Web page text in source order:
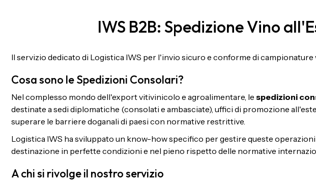
IWS B2B: Spedizione Vino
Il servizio dedicato di Logistica IWS per l'invio sicuro e conforme di
Cosa sono le Spedizioni Consolari?
Nel complesso mondo dell'export vitivinicolo e agroalimentare, le spedizioni
destinate a sedi diplomatiche (consolati e ambasciate), uffici di promozione
superare le barriere doganali di paesi con normative restrittive.
Logistica IWS ha sviluppato un know-how specifico per gestire queste
destinazione in perfette condizioni e nel pieno rispetto delle normative
A chi si rivolge il nostro servizio